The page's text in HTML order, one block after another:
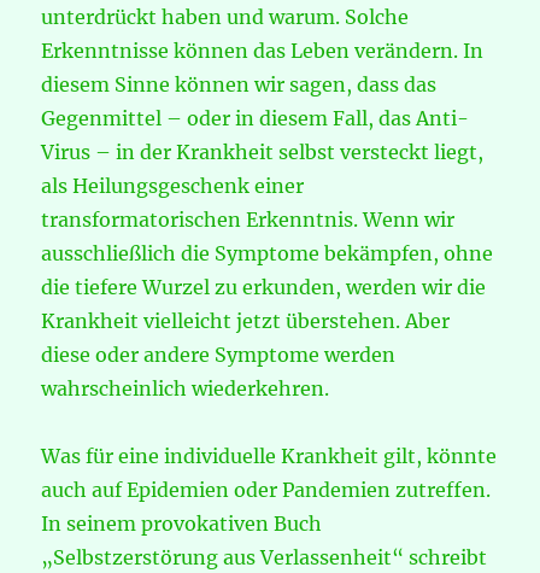
unterdrückt haben und warum. Solche
Erkenntnisse können das Leben verändern. In
diesem Sinne können wir sagen, dass das
Gegenmittel – oder in diesem Fall, das Anti-
Virus – in der Krankheit selbst versteckt liegt,
als Heilungsgeschenk einer
transformatorischen Erkenntnis. Wenn wir
ausschließlich die Symptome bekämpfen, ohne
die tiefere Wurzel zu erkunden, werden wir die
Krankheit vielleicht jetzt überstehen. Aber
diese oder andere Symptome werden
wahrscheinlich wiederkehren.
Was für eine individuelle Krankheit gilt, könnte
auch auf Epidemien oder Pandemien zutreffen.
In seinem provokativen Buch
„Selbstzerstörung aus Verlassenheit“ schreibt